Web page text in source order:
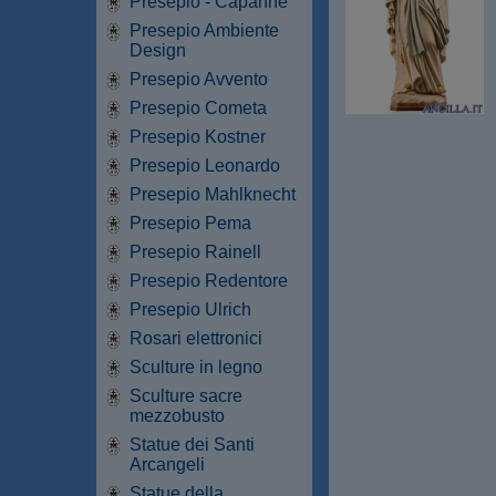
Presepio Ambiente
Design
Presepio Avvento
Presepio Cometa
Presepio Kostner
Presepio Leonardo
Presepio Mahlknecht
Presepio Pema
Presepio Rainell
Presepio Redentore
Presepio Ulrich
Rosari elettronici
Sculture in legno
Sculture sacre
mezzobusto
Statue dei Santi
Arcangeli